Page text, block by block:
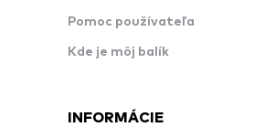
Pomoc používateľa
Kde je môj balík
INFORMÁCIE